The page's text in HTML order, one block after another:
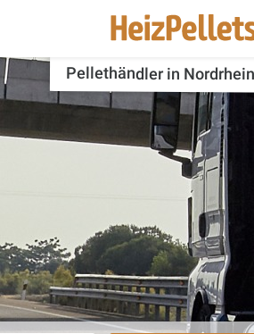
Pellethändler in